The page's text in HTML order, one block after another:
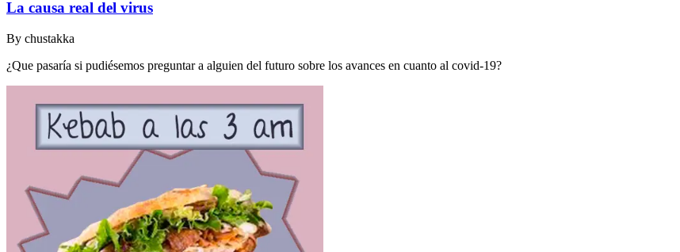
La causa real del virus
By chustakka
¿Que pasaría si pudiésemos preguntar a alguien del futuro sobre los avances en cuanto al covid-19?